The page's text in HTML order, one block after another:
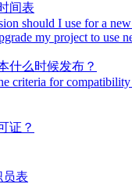
间表
should I use for a
my project to use
什么时候发布？
criteria for compatibility
证？
员表